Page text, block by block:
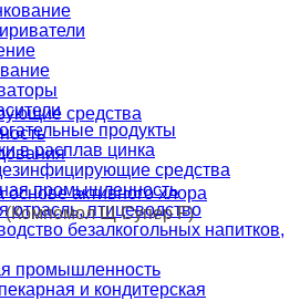
продукты
в расплав цинка
средства
промышленность
отрасль, птицеводство
безалкогольных напитков,
промышленность
и кондитерская
средства
активного хлора
Щ Супер F)